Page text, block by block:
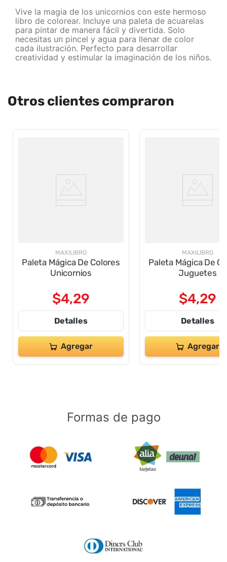
Vive la magia de los unicornios con este hermoso
libro de colorear. Incluye una paleta de acuarelas
para pintar de manera fácil y divertida. Solo
necesitas un pincel y agua para llenar de color
cada ilustración. Perfecto para desarrollar
creatividad y estimular la imaginación de los niños.
Otros clientes compraron
MAXILIBRO
Paleta Mágica De Colores
Unicornios
$4,29
Detalles
Agregar
MAXILIBRO
Paleta Mágica De
Juguetes
$4,29
Detalles
Agregar
Formas de pago